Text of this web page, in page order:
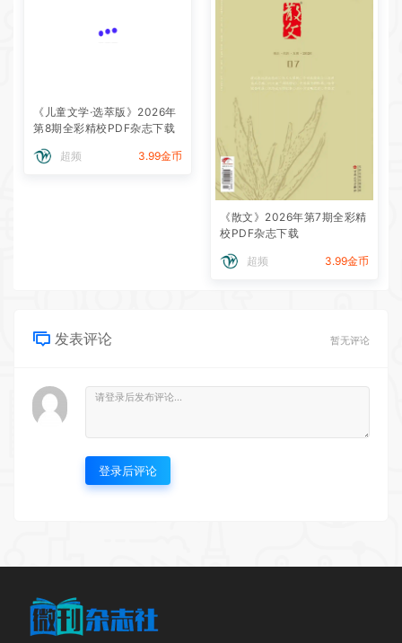
《儿童文学·选萃版》2026年
第8期全彩精校PDF杂志下载
超频 3.99金币
《散文》2026年第7期全彩精
校PDF杂志下载
超频 3.99金币
发表评论 暂无评论
登录后评论